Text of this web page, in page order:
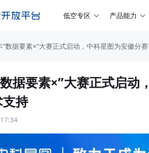
低空专区 产品能力
“数据要素×”大赛正式启动，中科星图为安徽分
据要素×”大赛正式启动
持